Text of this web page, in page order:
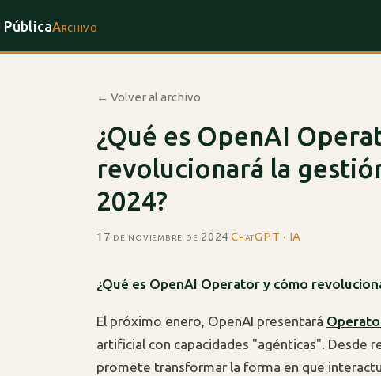
PúblicaArchivo
← Volver al archivo
¿Qué es OpenAI
revolucionará la
2024?
17 de noviembre de 2024·ChatGPT · IA
¿Qué es OpenAI Operator y cómo
El próximo enero, OpenAI presentará
artificial con capacidades "agénticas". Desde
promete transformar la forma en que